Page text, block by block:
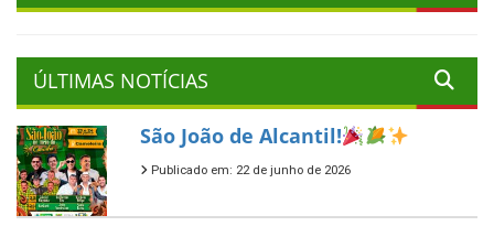
ÚLTIMAS NOTÍCIAS
São João de Alcantil!
Publicado em: 22 de junho de 2026